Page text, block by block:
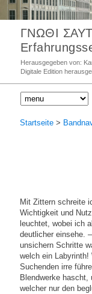
ΓΝΩΘΙ
Herausgegeben von:
Digitale Edition
Startseite >
Mit Zittern schreite
Wichtigkeit und
leuchtet, wobei ich
deutlicher einsehe.
unsichern Schritte
welch ein
Suchenden irre
Blendwerke hascht,
welcher nur den